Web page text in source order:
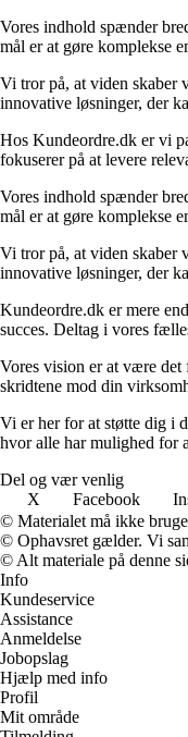
Vores indhold spænder
mål er at gøre komplekse
Vi tror på, at viden skaber
innovative løsninger, der
Hos Kundeordre.dk er vi
fokuserer på at levere
Vores indhold spænder
mål er at gøre komplekse
Vi tror på, at viden skaber
innovative løsninger, der
Kundeordre.dk er mere
succes. Deltag i vores
Vores vision er at være det
skridtene mod din
Vi er her for at støtte dig i
hvor alle har mulighed for
Del og vær venlig
X
Facebook
© Materialet må ikke
© Ophavsret gælder. Vi
© Alt materiale på denne
Info
Kundeservice
Assistance
Anmeldelse
Jobopslag
Hjælp med info
Profil
Mit område